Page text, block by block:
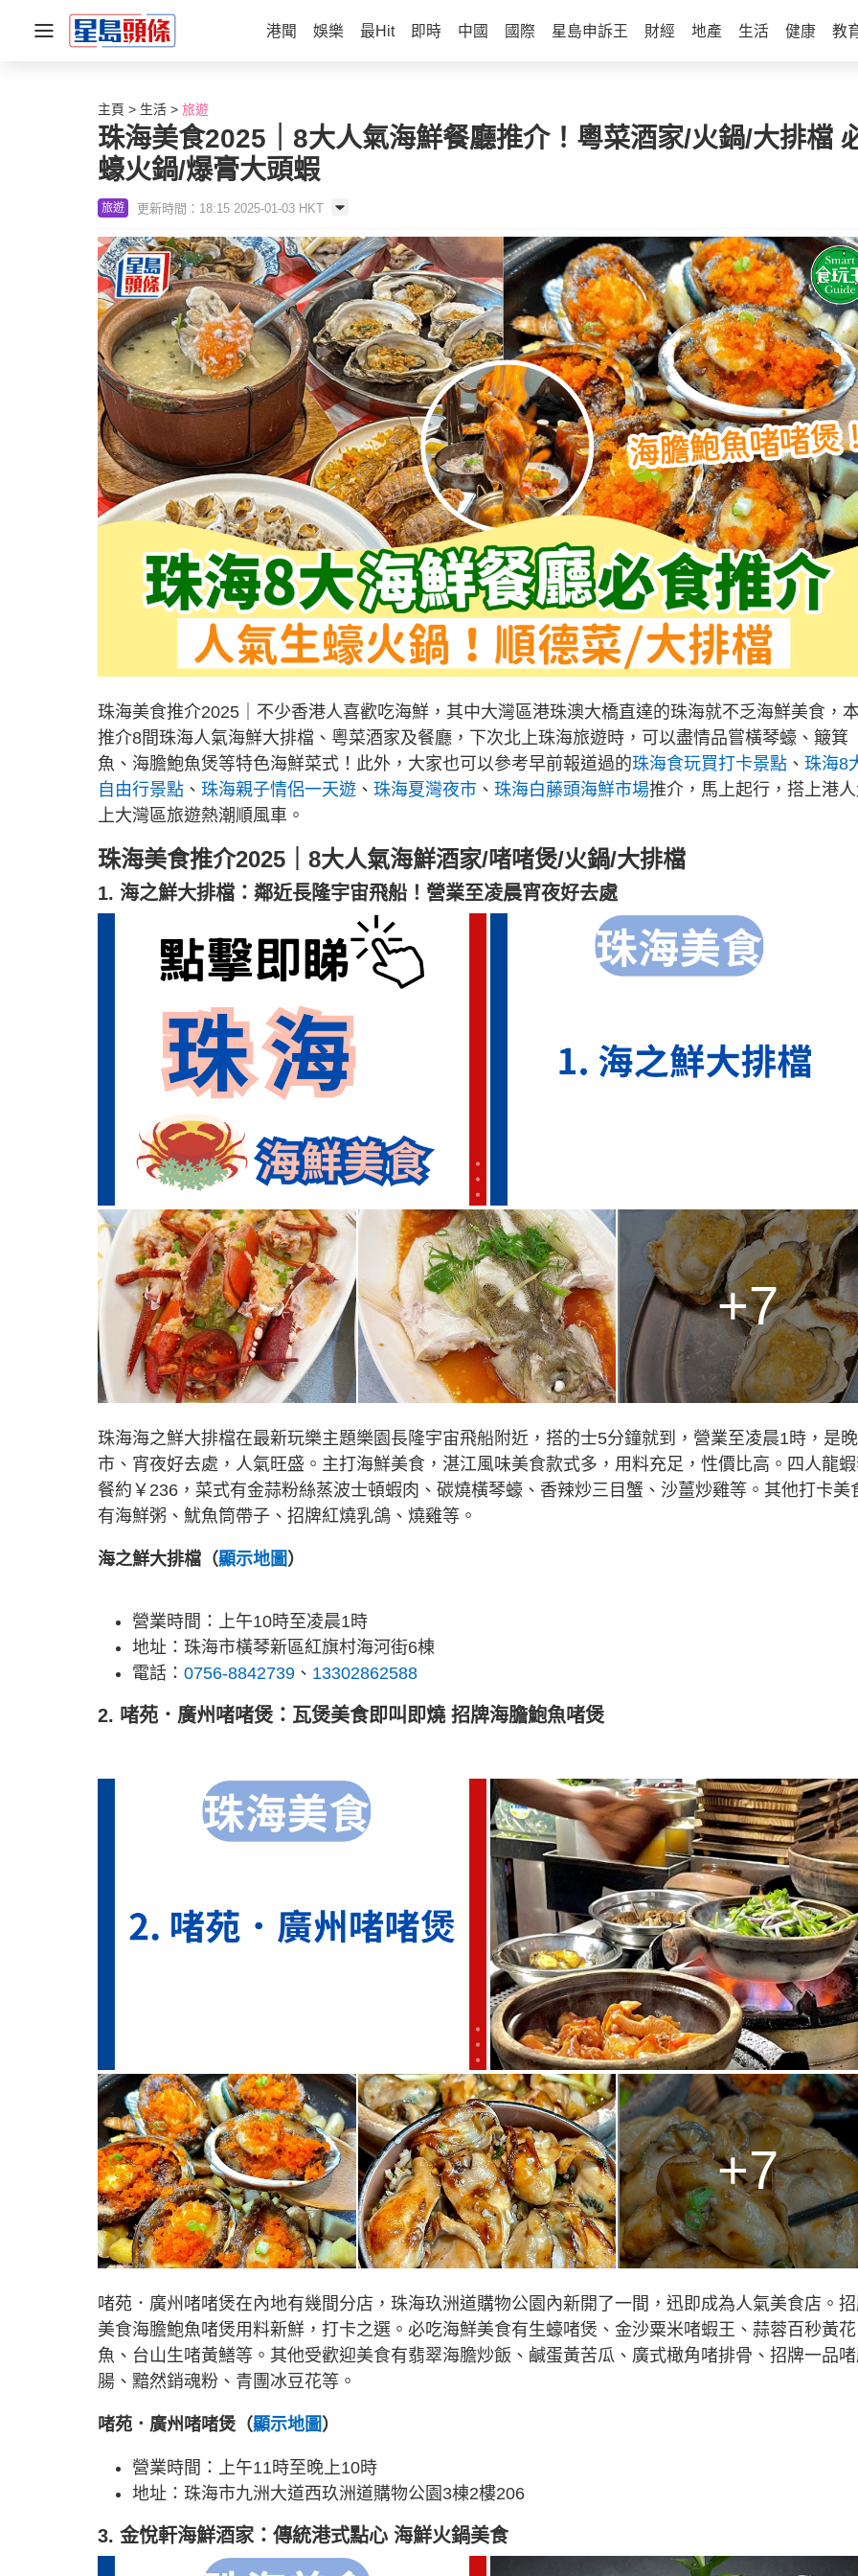
港聞 娛樂 最Hit 即時 中國 國際 星島申訴王 財經 地產 生活 健康 教
主頁 生活 旅遊
珠海美食2025｜8大人氣海鮮餐廳推介！粵菜酒家/火鍋/大排檔
蠔火鍋/爆膏大頭蝦
旅遊 更新時間：18:15 2025-01-03 HKT
珠海美食推介2025｜不少香港人喜歡吃海鮮，其中大灣區港珠澳大橋直達的珠海就不乏海鮮美食，
推介8間珠海人氣海鮮大排檔、粵菜酒家及餐廳，下次北上珠海旅遊時，可以盡情品嘗橫琴蠔、簸箕
魚、海膽鮑魚煲等特色海鮮菜式！此外，大家也可以參考早前報道過的珠海食玩買打卡景點 、 珠海8
自由行景點 、 珠海親子情侶一天遊 、 珠海夏灣夜市 、 珠海白藤頭海鮮市場推介，馬上起行，搭上港
上大灣區旅遊熱潮順風車。
珠海美食推介2025｜8大人氣海鮮酒家/啫啫煲/火鍋/大排檔
1. 海之鮮大排檔：鄰近長隆宇宙飛船！營業至凌晨宵夜好去處
+7
珠海海之鮮大排檔在最新玩樂主題樂園長隆宇宙飛船附近，搭的士5分鐘就到，營業至凌晨1時，是晚
市、宵夜好去處，人氣旺盛。主打海鮮美食，湛江風味美食款式多，用料充足，性價比高。四人龍
餐約￥236，菜式有金蒜粉絲蒸波士頓蝦肉、碳燒橫琴蠔、香辣炒三目蟹、沙薑炒雞等。其他打卡美
有海鮮粥、魷魚筒帶子、招牌紅燒乳鴿、燒雞等。
海之鮮大排檔（顯示地圖）
營業時間：上午10時至凌晨1時
地址：珠海市橫琴新區紅旗村海河街6棟
電話： 0756-8842739 、 13302862588
2. 啫苑．廣州啫啫煲：瓦煲美食即叫即燒 招牌海膽鮑魚啫煲
+7
啫苑．廣州啫啫煲在內地有幾間分店，珠海玖洲道購物公園內新開了一間，迅即成為人氣美食店。
美食海膽鮑魚啫煲用料新鮮，打卡之選。必吃海鮮美食有生蠔啫煲、金沙粟米啫蝦王、蒜蓉百秒黃花
魚、台山生啫黃鱔等。其他受歡迎美食有翡翠海膽炒飯、鹹蛋黃苦瓜、廣式橄角啫排骨、招牌一品
腸、黯然銷魂粉、青團冰豆花等。
啫苑．廣州啫啫煲（顯示地圖）
營業時間：上午11時至晚上10時
地址：珠海市九洲大道西玖洲道購物公園3棟2樓206
3. 金悅軒海鮮酒家：傳統港式點心 海鮮火鍋美食